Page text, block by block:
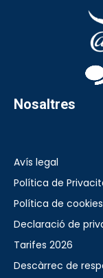
Nosaltres
Avís legal
Política de
Política de cookies
Declaració de
Tarifes 2026
Descàrrec de